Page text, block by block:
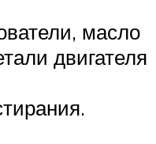
масло
двигателя